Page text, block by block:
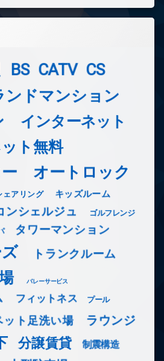
BS CATV CS
ンドマンション
インターネット
ト無料
オートロック
ェアリング キッズルーム
ンシェルジュ ゴルフレンジ
タワーマンション
トランクルーム
バレーサービス
フィットネス プール
ット足洗い場 ラウンジ
分譲賃貸 制震構造